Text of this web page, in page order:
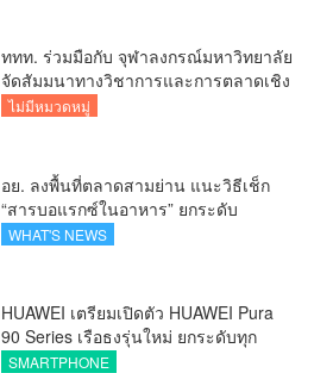
ททท. ร่วมมือกับ จุฬาลงกรณ์มหาวิทยาลัย
จัดสัมมนาทางวิชาการและการตลาดเชิง
รุกแนะเคล็ดลับปรับธุรกิจท่องเที่ยวไทย
ไม่มีหมวดหมู่
อย. ลงพื้นที่ตลาดสามย่าน แนะวิธีเช็ก
“สารบอแรกซ์ในอาหาร” ยกระดับ
ตลาดสดปลอดภัยเพื่อผู้บริโภค
WHAT'S NEWS
HUAWEI เตรียมเปิดตัว HUAWEI Pura
90 Series เรือธงรุ่นใหม่ ยกระดับทุก
โมเมนต์สำคัญของชีวิตด้วยนวัตกรรม
SMARTPHONE